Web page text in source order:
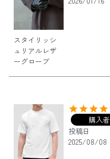
スタイリッシ
ュリアルレザ
ーグローブ
購入者
投稿日
2025/08/08